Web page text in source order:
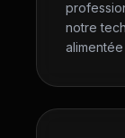
notre
alimentée